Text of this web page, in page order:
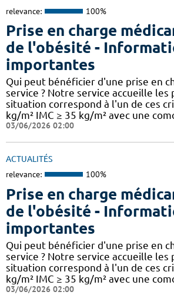
relevance: 100%
Prise en charge
de l'obésité -
importantes
Qui peut bénéficier d'une prise en
service ? Notre service accueille les
situation correspond à l'un de ces
kg/m² IMC ≥ 35 kg/m² avec une
03/06/2026 02:00
ACTUALITÉS
relevance: 100%
Prise en charge
de l'obésité -
importantes
Qui peut bénéficier d'une prise en
service ? Notre service accueille les
situation correspond à l'un de ces
kg/m² IMC ≥ 35 kg/m² avec une
03/06/2026 02:00